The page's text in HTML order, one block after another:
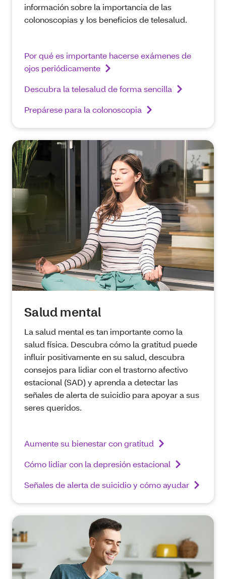
información sobre la importancia de las
colonoscopias y los beneficios de telesalud.
Por qué es importante hacerse exámenes de
ojos periódicamente
Descubra la telesalud de forma sencilla
Prepárese para la colonoscopia
Salud mental
La salud mental es tan importante como la
salud física. Descubra cómo la gratitud puede
influir positivamente en su salud, descubra
consejos para lidiar con el trastorno afectivo
estacional (SAD) y aprenda a detectar las
señales de alerta de suicidio para apoyar a sus
seres queridos.
Aumente su bienestar con gratitud
Cómo lidiar con la depresión estacional
Señales de alerta de suicidio y cómo ayudar